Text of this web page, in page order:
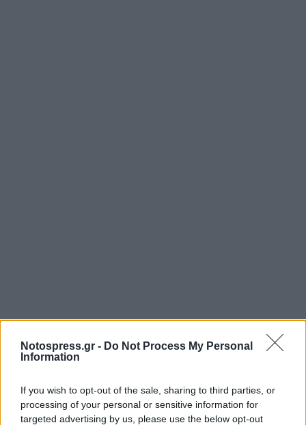
Notospress.gr - Do Not Process My Personal
Information
If you wish to opt-out of the sale, sharing to third parties, or
processing of your personal or sensitive information for
targeted advertising by us, please use the below opt-out